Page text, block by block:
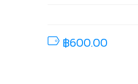
฿600.00